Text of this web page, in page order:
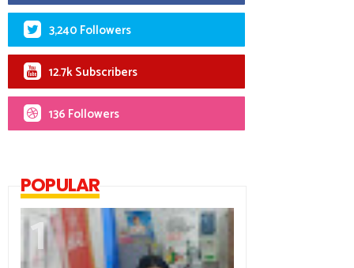
3,240 Followers
12.7k Subscribers
136 Followers
POPULAR